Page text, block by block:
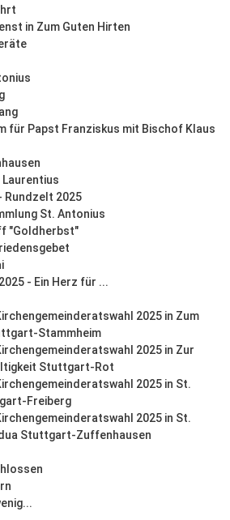
in Zum Guten Hirten
für Papst Franziskus mit Bischof Klaus
Rundzelt 2025
St. Antonius
"Goldherbst"
- Ein Herz für ...
2025 in Zum
Stammheim
2025 in Zur
Stuttgart-Rot
2025 in St.
Freiberg
2025 in St.
Stuttgart-Zuffenhausen